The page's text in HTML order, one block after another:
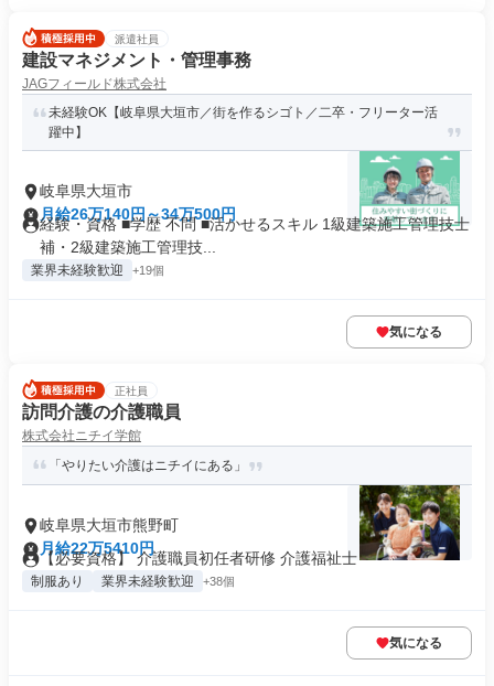
派遣社員
建設マネジメント・管理事務
JAGフィールド株式会社
未経験OK【岐阜県大垣市／街を作るシゴト／二卒・フリーター活
躍中】
岐阜県大垣市
月給26万140円～34万500円
経験・資格 ■学歴 不問 ■活かせるスキル 1級建築施工管理技士
補・2級建築施工管理技...
業界未経験歓迎 +19個
気になる
正社員
訪問介護の介護職員
株式会社ニチイ学館
「やりたい介護はニチイにある」
岐阜県大垣市熊野町
月給22万5410円
【必要資格】 介護職員初任者研修 介護福祉士
制服あり 業界未経験歓迎 +38個
気になる